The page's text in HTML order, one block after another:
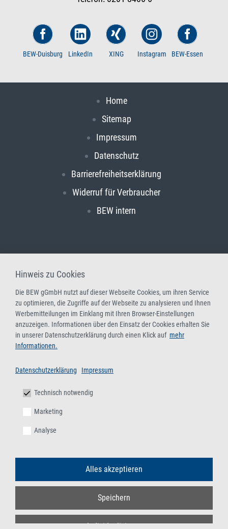
BEW-Duisburg LinkedIn XING Instagram BEW-Essen
Home
Sitemap
Impressum
Datenschutz
Barrierefreiheitserklärung
Widerruf für Verbraucher
BEW intern
Hinweis zu Cookies
Die BEW gGmbH nutzt auf dieser Webseite Cookies, um ihren Service
zu optimieren, die Zugriffe auf der Webseite zu analysieren und Ihnen
Werbemitteilungen im Einklang mit Ihren Browser-Einstellungen
anzuzeigen. Informationen über den Einsatz der Cookies erhalten Sie
in unserer Datenschutzerklärung durch einen Klick auf mehr
Informationen.
Datenschutzerklärung Impressum
Technisch notwendig
Marketing
Analyse
Alles akzeptieren
Speichern
Individualisieren